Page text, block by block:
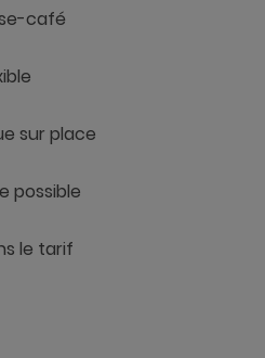
café
sur place
possible
le tarif